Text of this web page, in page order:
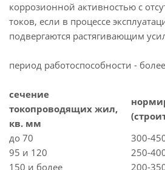
коррозионной активностью с
токов, если в процессе
подвергаются растягивающим
период работоспособности -
сечение
токопроводящих жил,
кв. мм
до 70
300-
95 и 120
250-
150 и более
200-